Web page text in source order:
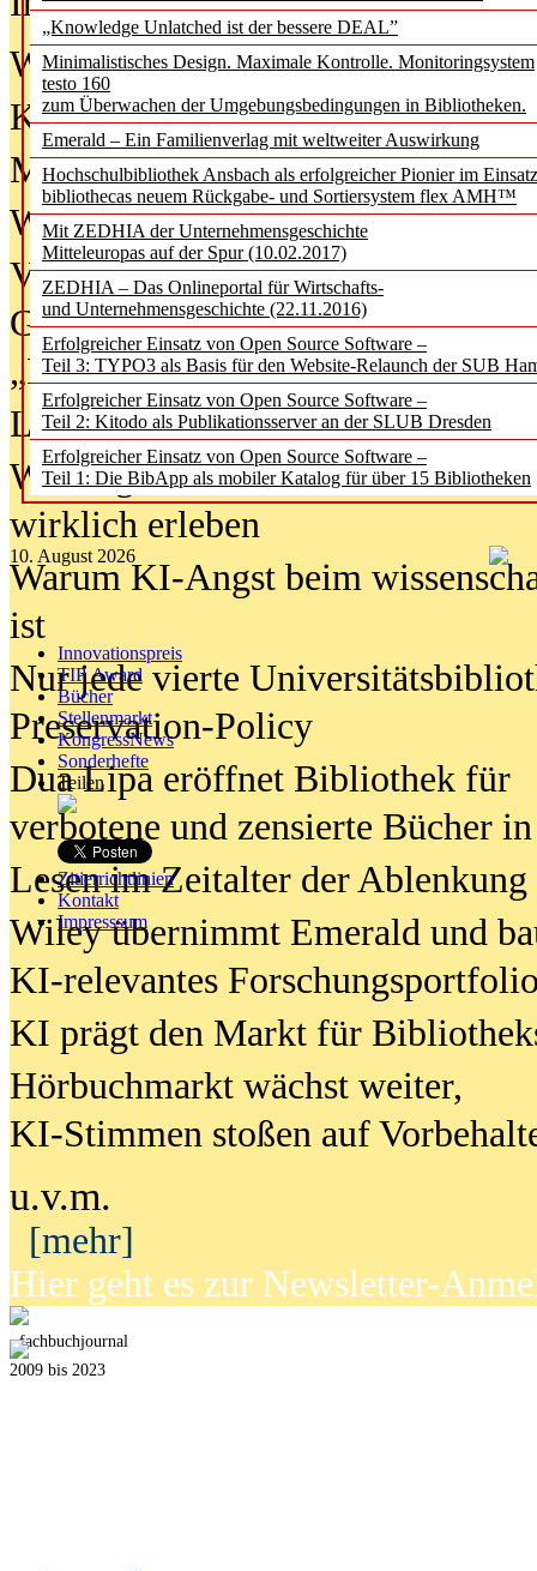
„Knowledge Unlatched ist der bessere DEAL”
Minimalistisches Design. Maximale Kontrolle. Monitoringsystem
testo 160
zum Überwachen der Umgebungsbedingungen in Bibliotheken.
Emerald – Ein Familienverlag mit weltweiter Auswirkung
Hochschulbibliothek Ansbach als erfolgreicher Pionier im
bibliothecas neuem Rückgabe- und Sortiersystem flex AMH™
Mit ZEDHIA der Unternehmensgeschichte
Mitteleuropas auf der Spur (10.02.2017)
ZEDHIA – Das Onlineportal für Wirtschafts-
und Unternehmensgeschichte (22.11.2016)
Erfolgreicher Einsatz von Open Source Software –
Teil 3: TYPO3 als Basis für den Website-Relaunch der SUB
Erfolgreicher Einsatz von Open Source Software –
Teil 2: Kitodo als Publikationsserver an der SLUB Dresden
Erfolgreicher Einsatz von Open Source Software –
Teil 1: Die BibApp als mobiler Katalog für über 15 Bibliotheken
10. August 2026
Innovationspreis
TIP Award
Bücher
Stellenmarkt
KongressNews
Sonderhefte
Teilen
Zitierrichtlinien
Kontakt
Impresssum
Was Hochschul­bibliotheken von
Kinder in der digitalen Welt
Metadaten als Infrastruktur
Wenn Bots katalogisieren
Von Abschlusskleidern bis
Geisterjagd-Ausrüstung in der
„Library of Things“ unterwegs
Lesen als Infrastrukturaufgabe
Wie Jugendliche Social Media
wirklich erleben
Warum KI-Angst beim
ist
Nur jede vierte
Preservation-Policy
Dua Lipa eröffnet Bibliothek für
verbotene und zensierte Bücher
Lesen im Zeitalter der Ablenkung
Wiley übernimmt Emerald und
KI-relevantes
KI prägt den Markt für
Hörbuchmarkt wächst weiter,
KI-Stimmen stoßen auf
u.v.m.
[mehr]
Hier geht es zur Newsletter-
fachbuchjournal
2009 bis 2023